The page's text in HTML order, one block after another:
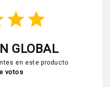
starstar
GLOBAL
en este producto
votos